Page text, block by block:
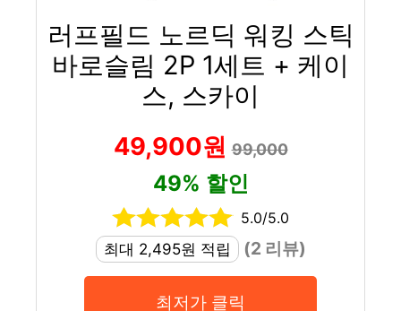
러프필드 노르딕 워킹 스틱
바로슬림 2P 1세트 + 케이
스, 스카이
49,900원99,000
49% 할인
5.0/5.0
최대 2,495원 적립
(2 리뷰)
최저가 클릭